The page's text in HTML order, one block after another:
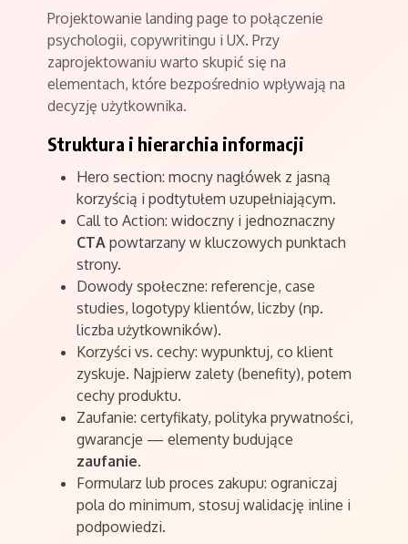
Projektowanie landing page to połączenie
psychologii, copywritingu i UX. Przy
zaprojektowaniu warto skupić się na
elementach, które bezpośrednio wpływają na
decyzję użytkownika.
Struktura i hierarchia informacji
Hero section: mocny nagłówek z jasną
korzyścią i podtytułem uzupełniającym.
Call to Action: widoczny i jednoznaczny
CTA powtarzany w kluczowych punktach
strony.
Dowody społeczne: referencje, case
studies, logotypy klientów, liczby (np.
liczba użytkowników).
Korzyści vs. cechy: wypunktuj, co klient
zyskuje. Najpierw zalety (benefity), potem
cechy produktu.
Zaufanie: certyfikaty, polityka prywatności,
gwarancje — elementy budujące
zaufanie.
Formularz lub proces zakupu: ograniczaj
pola do minimum, stosuj walidację inline i
podpowiedzi.